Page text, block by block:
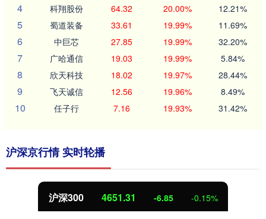
4 科翔股份 64.32 20.00% 12.21%
5 蜀道装备 33.61 19.99% 11.69%
6 中巨芯 27.85 19.99% 32.20%
7 广哈通信 19.03 19.99% 5.84%
8 欣天科技 18.02 19.97% 28.44%
9 飞天诚信 12.56 19.96% 8.49%
10 任子行 7.16 19.93% 31.42%
沪深京行情 实时轮播
沪深300 4651.31 -6.85 -0.15%